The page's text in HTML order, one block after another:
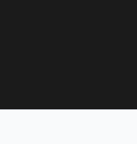
التجاري على اختلافها
تقديم الاستشارات